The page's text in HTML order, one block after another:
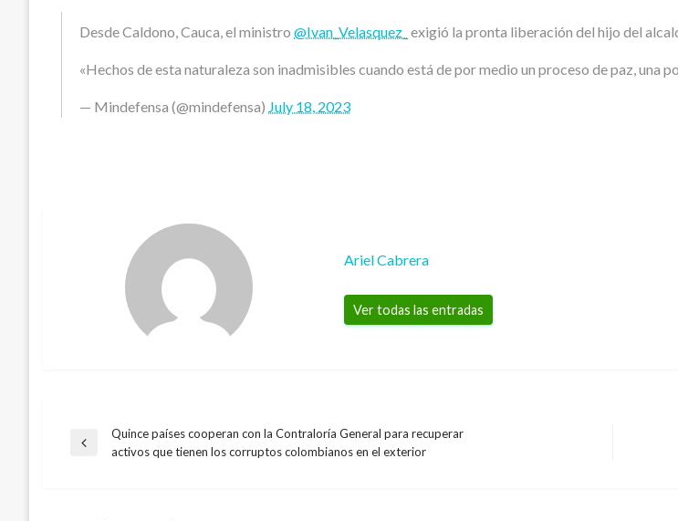
Desde Caldono, Cauca, el ministro @Ivan_Velasquez_ exigió la pronta liberación del hijo del
«Hechos de esta naturaleza son inadmisibles cuando está de por medio un proceso de paz, una
— Mindefensa (@mindefensa) July 18, 2023
Ariel Cabrera
Ver todas las entradas
Navegación
Entrada
Quince países cooperan con la Contraloría General para recuperar
activos que tienen los corruptos colombianos en el exterior